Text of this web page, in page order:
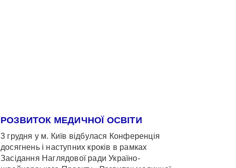
РОЗВИТОК МЕДИЧНОЇ ОСВІТИ
3 грудня у м. Київ відбулася Конференція
досягнень і наступних кроків в рамках
Засідання Наглядової ради Україно-